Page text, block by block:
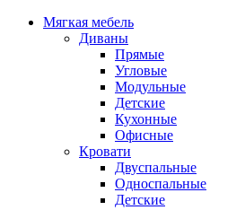
Мягкая мебель
Диваны
Прямые
Угловые
Модульные
Детские
Кухонные
Офисные
Кровати
Двуспальные
Односпальные
Детские